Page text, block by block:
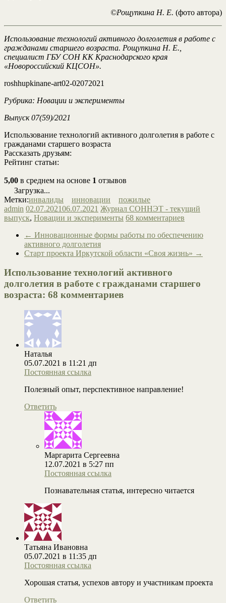
©Рощупкина Н. Е. (фото автора)
Использование технологий активного долголетия в работе с
гражданами старшего возраста. Рощупкина Н. Е.,
специалист ГБУ СОН КК Краснодарского края
«Новороссийский КЦСОН».
roshhupkinane-art02-02072021
Рубрика: Новации и эксперименты
Выпуск 07(59)/2021
Использование технологий активного долголетия в работе с
гражданами старшего возраста
Рассказать друзьям:
Рейтинг статьи:
5,00 в среднем на основе 1 отзывов
Загрузка...
Метки:инвалиды инновации
пожилые
admin 02.07.202106.07.2021 Журнал СОННЭТ - текущий
выпуск, Новации и эксперименты 68 комментариев
← Инновационные формы работы по обеспечению
активного долголетия
Старт проекта Иркутской области «Своя жизнь» →
Использование технологий активного
долголетия в работе с гражданами старшего
возраста: 68 комментариев
Наталья
05.07.2021 в 11:21 дп
Постоянная ссылка
Полезный опыт, перспективное направление!
Ответить
Маргарита Сергеевна
12.07.2021 в 5:27 пп
Постоянная ссылка
Познавательная статья, интересно читается
Татьяна Ивановна
05.07.2021 в 11:35 дп
Постоянная ссылка
Хорошая статья, успехов автору и участникам проекта
Ответить